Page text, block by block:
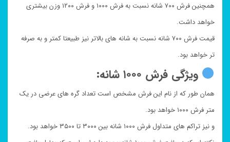
همچنین فرش ۷۰۰ شانه نسبت به فرش ۱۰۰۰ و فرش ۱۲۰۰ وزن بیشتری
خواهد داشت.
قیمت فرش ۷۰۰ شانه نسبت به شانه های بالاتر نیز طبیعتا کمتر و به صرفه
تر خواهد بود.
ویژگی فرش ۱۰۰۰ شانه:
همان طور که از نام این فرش مشخص است تعداد گره های عرضی در یک
متر فرش ۱۰۰۰ خواهد بود.
و نیز تراکم های متداول فرش ۱۰۰۰ شانه بین ۳۰۰۰ تا ۳۵۰۰ خواهد بود.